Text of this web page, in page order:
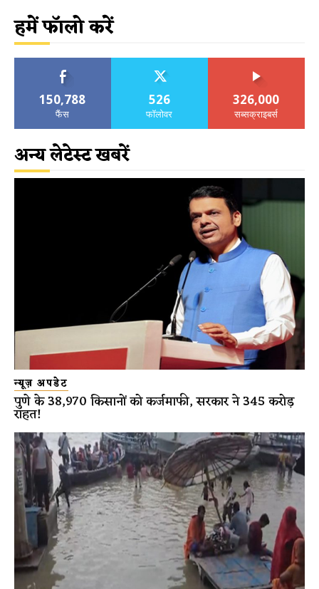
हमें फॉलो करें
150,788
फैंस
526
फॉलोवर
326,000
सब्सक्राइबर्स
अन्य लेटेस्ट खबरें
न्यूज़ अपडेट
पुणे के 38,970 किसानों को कर्जमाफी, सरकार ने 345 करोड़
राहत!